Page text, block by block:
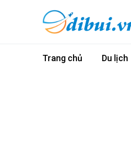
Trang chủ Du lịch